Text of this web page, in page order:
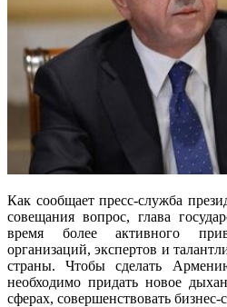
Как сообщает пресс-служба
совещания вопрос, глава
время более активного
организаций, экспертов и
страны. Чтобы сделать
необходимо придать новое
сферах, совершенствовать бизнес-